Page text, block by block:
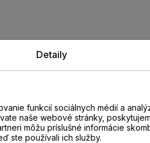
Detaily
funkcií sociálnych médií a
naše webové stránky,
môžu príslušné informácie
ste používali ich služby.